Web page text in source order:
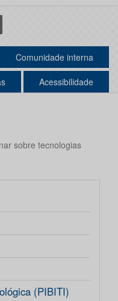
Comunidade interna
Acessibilidade
sobre tecnologias
(PIBITI)